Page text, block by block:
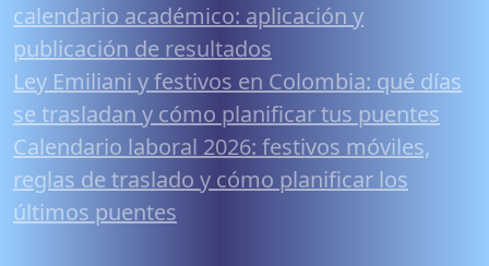
calendario académico: aplicación y
publicación de resultados
Ley Emiliani y festivos en Colombia: qué días
se trasladan y cómo planificar tus puentes
Calendario laboral 2026: festivos móviles,
reglas de traslado y cómo planificar los
últimos puentes